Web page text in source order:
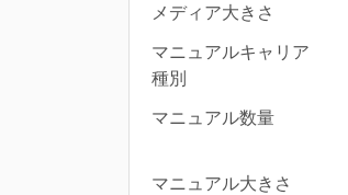
メディア大きさ
マニュアルキャリア
種別
マニュアル数量
マニュアル大きさ